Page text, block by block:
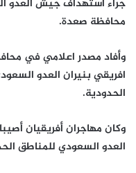
جراء استهداف جيش العدو
محافظة صعدة.
وأفاد مصدر اعلامي في
افريقي بنيران العدو
الحدودية.
وكان مهاجران أفريقيان
العدو السعودي للمناطق